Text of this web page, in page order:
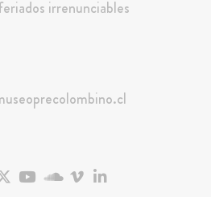
irrenunciables